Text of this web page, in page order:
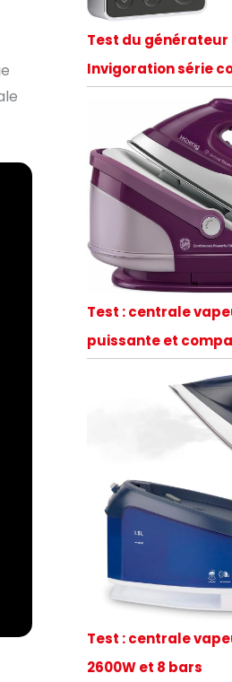
Test du générateur
Invigoration série
Test : centrale
puissante et
Test : centrale
2600W et 8 bars